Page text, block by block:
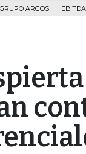
GRUPO ARGOS EBITDA